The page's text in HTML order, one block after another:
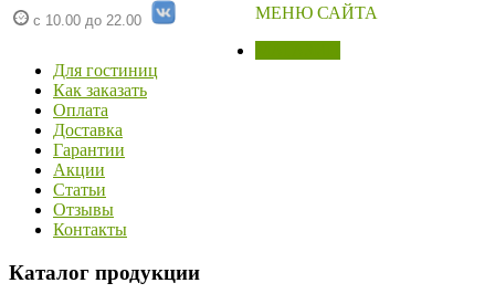
с 10.00 до 22.00
МЕНЮ САЙТА
Для гостиниц
Как заказать
Оплата
Доставка
Гарантии
Акции
Статьи
Отзывы
Контакты
Каталог продукции